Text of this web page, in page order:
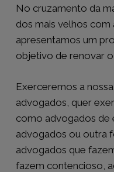
No cruzamento da
dos mais velhos com
apresentamos um
objetivo de renovar o
Exerceremos a
advogados, quer
como advogados de
advogados ou outra
advogados que
fazem contencioso,